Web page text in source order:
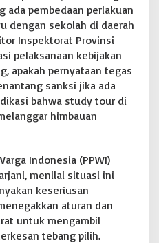
ada pembedaan perlakuan
dengan sekolah di daerah
Inspektorat Provinsi
pelaksanaan kebijakan
apakah pernyataan tegas
sanksi jika ada
bahwa study tour di
himbauan
Indonesia (PPWI)
menilai situasi ini
keseriusan
aturan dan
untuk mengambil
tebang pilih.